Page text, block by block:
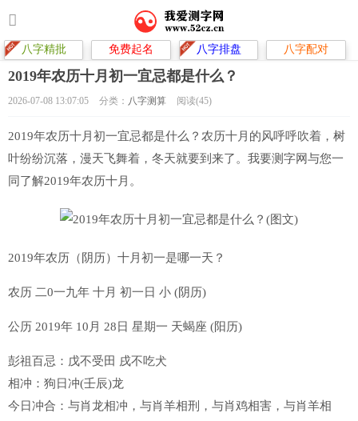
八字精批 免费起名 八字排盘 八字配对
2019年农历十月初一宜忌都是什么？
2026-07-08 13:07:05 分类： 八字测算 阅读(45)
2019年农历十月初一宜忌都是什么？农历十月的风呼呼吹着，树
叶纷纷沉落，漫天飞舞着，冬天就要到来了。我要测字网与您一
同了解2019年农历十月。
2019年农历（阴历）十月初一是哪一天？
农历 二0一九年 十月 初一日 小 (阴历)
公历 2019年 10月 28日 星期一 天蝎座 (阳历)
彭祖百忌：戊不受田 戌不吃犬
相冲：狗日冲(壬辰)龙
今日冲合：与肖龙相冲，与肖羊相刑，与肖鸡相害，与肖羊相